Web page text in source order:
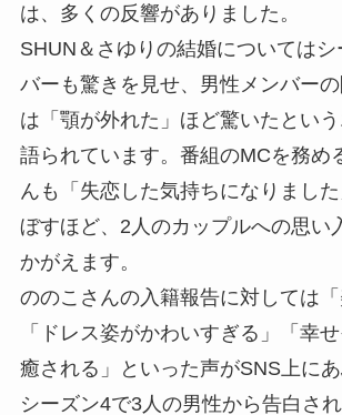
は、多くの反響がありました。
SHUN＆さゆりの結婚については
バーも驚きを見せ、男性メンバー
は「顎が外れた」ほど驚いたとい
語られています。番組のMCを務め
んも「失恋した気持ちになりまし
ぼすほど、2人のカップルへの思い
かがえます。
ののこさんの入籍報告に対しては「
「ドレス姿がかわいすぎる」「幸
癒される」といった声がSNS上にあ
シーズン4で3人の男性から告白さ